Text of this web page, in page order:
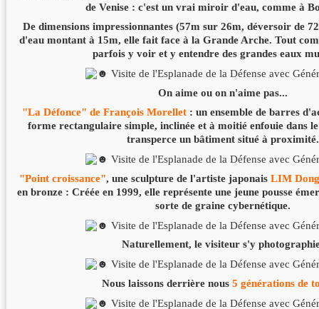
de Venise : c'est un vrai miroir d'eau, comme à
De dimensions impressionnantes (57m sur 26m, déversoir de
d'eau montant à 15m, elle fait face à la Grande Arche. Tout
parfois y voir et y entendre des grandes eaux
On aime ou on n'aime pas...
"La Défonce" de François Morellet : un ensemble de barres
forme rectangulaire simple, inclinée et à moitié enfouie dans
transperce un bâtiment situé à proximité.
"Point croissance", une sculpture de l'artiste japonaisLIM
en bronze : Créée en 1999, elle représente une jeune pousse
sorte de graine cybernétique.
Naturellement, le visiteur s'y
Nous laissons derrière nous 5 générations de